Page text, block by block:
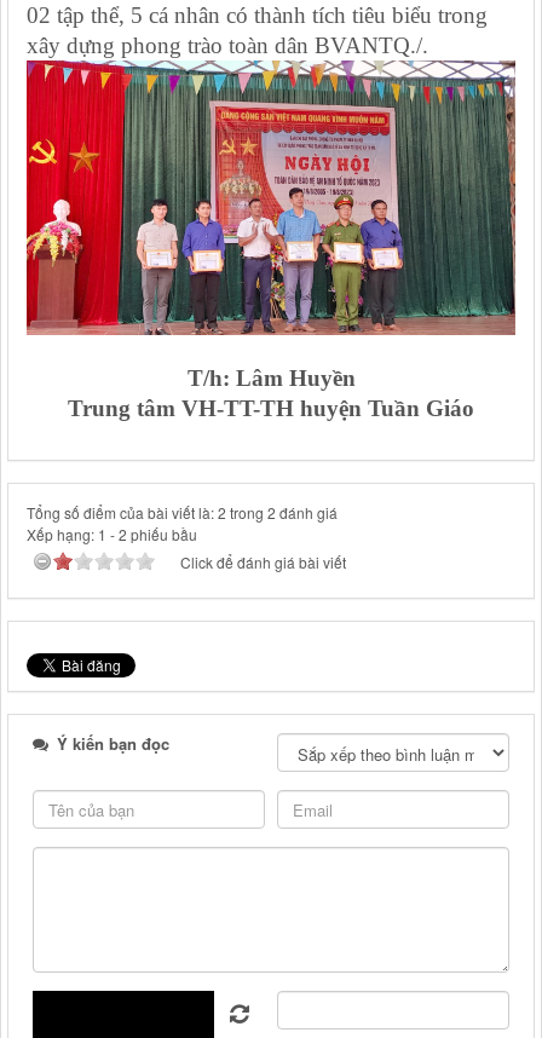
02 tập thể, 5 cá nhân có thành tích tiêu biểu trong
xây dựng phong trào toàn dân BVANTQ./.
T/h: Lâm Huyền
Trung tâm VH-TT-TH huyện Tuần Giáo
Tổng số điểm của bài viết là: 2 trong 2 đánh giá
Xếp hạng: 1 -2 phiếu bầu
Click để đánh giá bài viết
Ý kiến bạn đọc